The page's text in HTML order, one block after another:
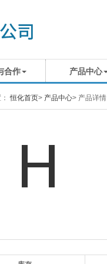
合作 产品中心
：恒化首页> 产品中心> 产品详情